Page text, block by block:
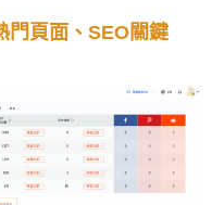
門頁面、SEO關鍵